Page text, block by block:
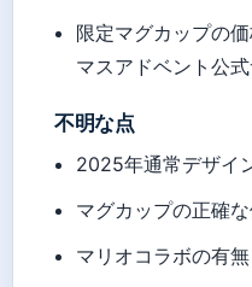
限定マグカップの
マスアドベント公式
不明な点
2025年通常デザイ
マグカップの正確な
マリオコラボの有無